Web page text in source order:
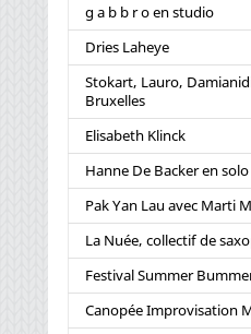
g a b b r o en studio
Dries Laheye
Stokart, Lauro,
Bruxelles
Elisabeth Klinck
Hanne De Backer en solo
Pak Yan Lau avec Marti
La Nuée, collectif de
Festival Summer
Canopée Improvisation